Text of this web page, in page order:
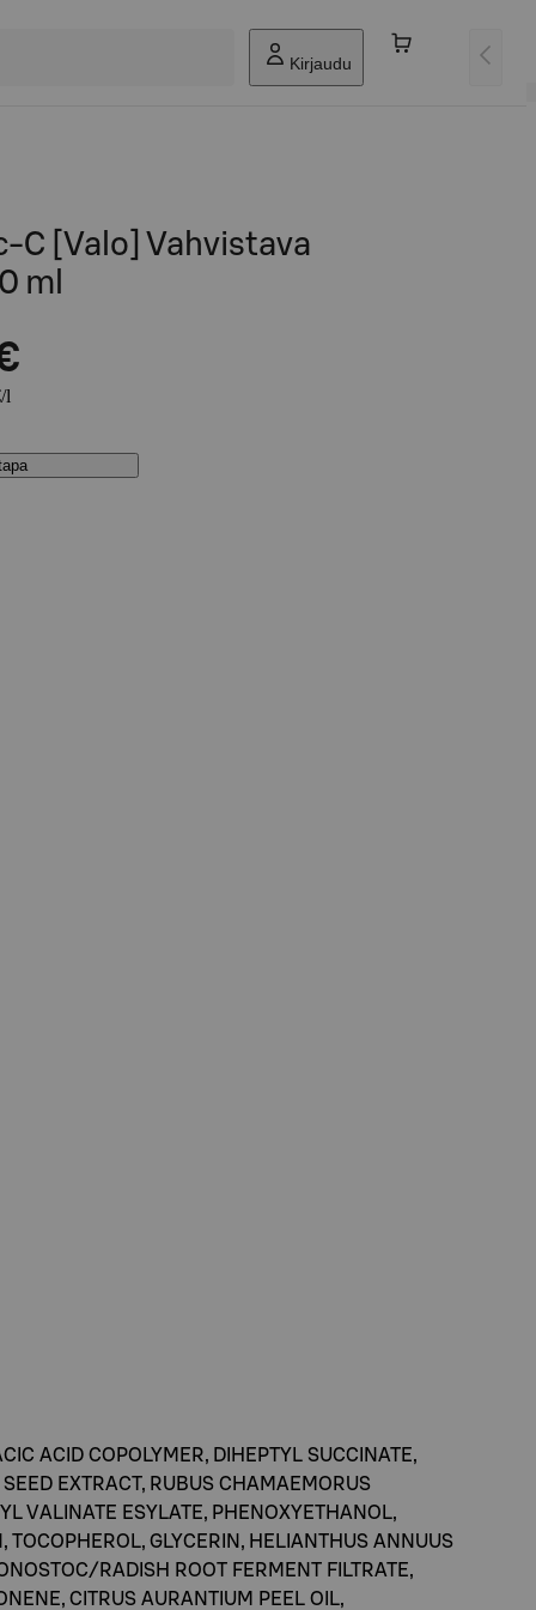
Kirjaudu
C [Valo] Vahvistava
ml
l
ACID COPOLYMER, DIHEPTYL SUCCINATE,
EXTRACT, RUBUS CHAMAEMORUS
VALINATE ESYLATE, PHENOXYETHANOL,
TOCOPHEROL, GLYCERIN, HELIANTHUS ANNUUS
RADISH ROOT FERMENT FILTRATE,
CITRUS AURANTIUM PEEL OIL,